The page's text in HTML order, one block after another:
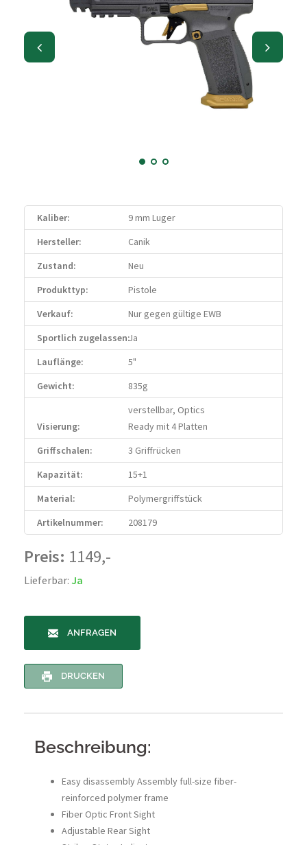
Kaliber:
9 mm Luger
Hersteller:
Canik
Zustand:
Neu
Produkttyp:
Pistole
Verkauf:
Nur gegen gültige EWB
Sportlich zugelassen:Ja
Lauflänge:
5"
Gewicht:
835g
Visierung:
verstellbar, Optics
Ready mit 4 Platten
Griffschalen:
3 Griffrücken
Kapazität:
15+1
Material:
Polymergriffstück
Artikelnummer:
208179
Preis: 1149,-
Lieferbar: Ja
ANFRAGEN
DRUCKEN
Beschreibung:
Easy disassembly Assembly full-size fiber-
reinforced polymer frame
Fiber Optic Front Sight
Adjustable Rear Sight